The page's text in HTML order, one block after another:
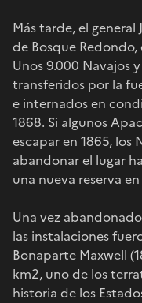
Más tarde, el general
de Bosque
Unos 9.000 Navajos
transferidos por la
e internados en
1868. Si algunos
escapar en 1865, los
abandonar el lugar
una nueva reserva
Una vez
las instalaciones
Bonaparte Maxwell
km2, uno de los
historia de los